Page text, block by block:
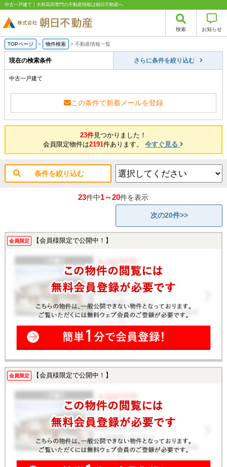
中古一戸建て｜大和高田専門の不動産情報は朝日不動産へ
検索 お知らせ
TOPページ > 物件検索 > 不動産情報一覧
現在の検索条件 さらに条件を絞り込む
中古一戸建て
この条件で新着メールを登録
23件見つかりました！
会員限定物件は2191件あります。今すぐ見る
条件を絞り込む
23件中1～20件を表示
次の20件>>
会員限定 【会員様限定で公開中！】
会員限定 【会員様限定で公開中！】